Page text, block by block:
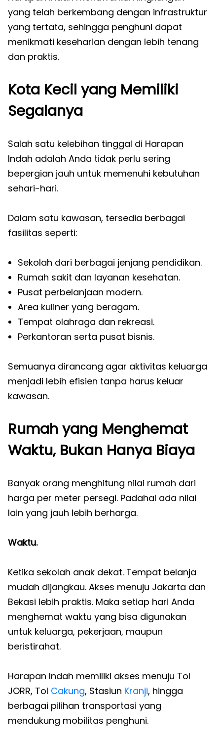
yang telah berkembang dengan infrastruktur
yang tertata, sehingga penghuni dapat
menikmati keseharian dengan lebih tenang
dan praktis.
Kota Kecil yang Memiliki
Segalanya
Salah satu kelebihan tinggal di Harapan
Indah adalah Anda tidak perlu sering
bepergian jauh untuk memenuhi kebutuhan
sehari-hari.
Dalam satu kawasan, tersedia berbagai
fasilitas seperti:
Sekolah dari berbagai jenjang pendidikan.
Rumah sakit dan layanan kesehatan.
Pusat perbelanjaan modern.
Area kuliner yang beragam.
Tempat olahraga dan rekreasi.
Perkantoran serta pusat bisnis.
Semuanya dirancang agar aktivitas keluarga
menjadi lebih efisien tanpa harus keluar
kawasan.
Rumah yang Menghemat
Waktu, Bukan Hanya Biaya
Banyak orang menghitung nilai rumah dari
harga per meter persegi. Padahal ada nilai
lain yang jauh lebih berharga.
Waktu.
Ketika sekolah anak dekat. Tempat belanja
mudah dijangkau. Akses menuju Jakarta dan
Bekasi lebih praktis. Maka setiap hari Anda
menghemat waktu yang bisa digunakan
untuk keluarga, pekerjaan, maupun
beristirahat.
Harapan Indah memiliki akses menuju Tol
JORR, Tol Cakung, Stasiun Kranji, hingga
berbagai pilihan transportasi yang
mendukung mobilitas penghuni.